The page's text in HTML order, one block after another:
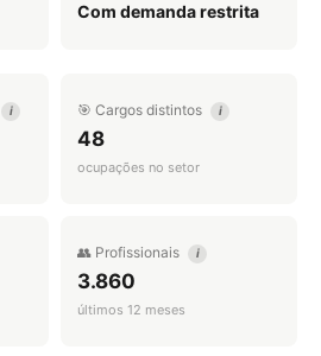
Com demanda restrita
i 🎯 Cargos distintos i
48
ocupações no setor
👥 Profissionais i
3.860
últimos 12 meses